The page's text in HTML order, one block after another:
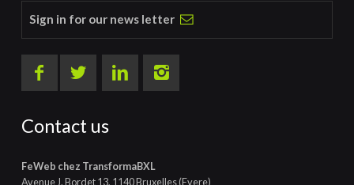
Sign in for our news letter
Contact us
FeWeb chez TransformaBXL
Avenue J. Bordet 13, 1140 Bruxelles (Evere)